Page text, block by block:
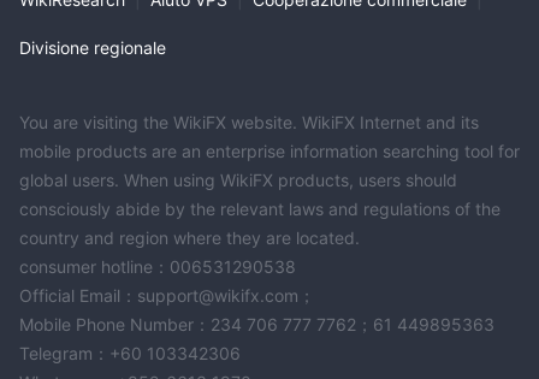
Divisione regionale
You are visiting the WikiFX website. WikiFX Internet and its
mobile products are an enterprise information searching tool for
global users. When using WikiFX products, users should
consciously abide by the relevant laws and regulations of the
country and region where they are located.
consumer hotline：006531290538
Official Email：support@wikifx.com；
Mobile Phone Number：234 706 777 7762；61 449895363
Telegram：+60 103342306